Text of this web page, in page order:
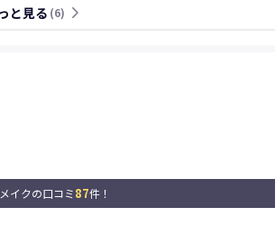
と見る (6) arrow_forward_ios
イクの口コミ87件！